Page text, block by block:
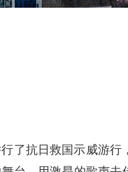
了抗日救国示威游